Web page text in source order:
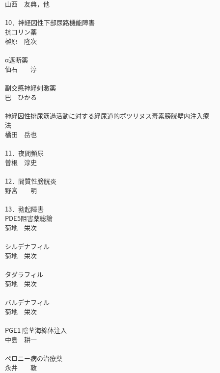
山西 友典，他
10．神経因性下部尿路機能障害
抗コリン薬
榊原 隆次
α遮断薬
仙石 淳
副交感神経刺激薬
巴 ひかる
神経因性排尿筋過活動に対する経尿道的ボツリヌス毒素膀胱壁内注入療
法
橘田 岳也
11．夜間頻尿
曽根 淳史
12．間質性膀胱炎
野宮 明
13．勃起障害
PDE5阻害薬総論
菊地 栄次
シルデナフィル
菊地 栄次
タダラフィル
菊地 栄次
バルデナフィル
菊地 栄次
PGE1 陰茎海綿体注入
中島 耕一
ペロニー病の治療薬
永井 敦